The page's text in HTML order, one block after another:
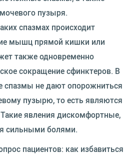
пузыря.
спазмах происходит
мышц прямой кишки или
также одновременно
сокращение сфинктеров. В
спазмы не дают опорожниться
пузырю, то есть являются
явления дискомфортные,
сильными болями.
пациентов: как избавиться